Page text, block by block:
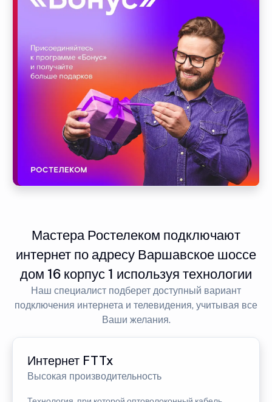
Мастера Ростелеком подключают
интернет по адресу Варшавское шоссе
дом 16 корпус 1 используя технологии
Наш специалист подберет доступный вариант
подключения интернета и телевидения, учитывая все
Ваши желания.
Интернет FTTx
Высокая производительность